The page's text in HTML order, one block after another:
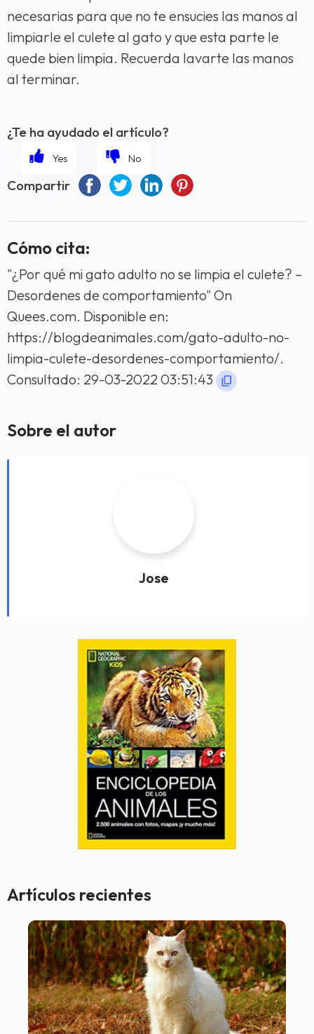
necesarias para que no te ensucies las manos al
limpiarle el culete al gato y que esta parte le
quede bien limpia. Recuerda lavarte las manos
al terminar.
¿Te ha ayudado el artículo?
Compartir
Cómo cita:
"¿Por qué mi gato adulto no se limpia el culete? –
Desordenes de comportamiento" On
Quees.com. Disponible en:
https://blogdeanimales.com/gato-adulto-no-
limpia-culete-desordenes-comportamiento/.
Consultado: 29-03-2022 03:51:43
Sobre el autor
Jose
Artículos recientes